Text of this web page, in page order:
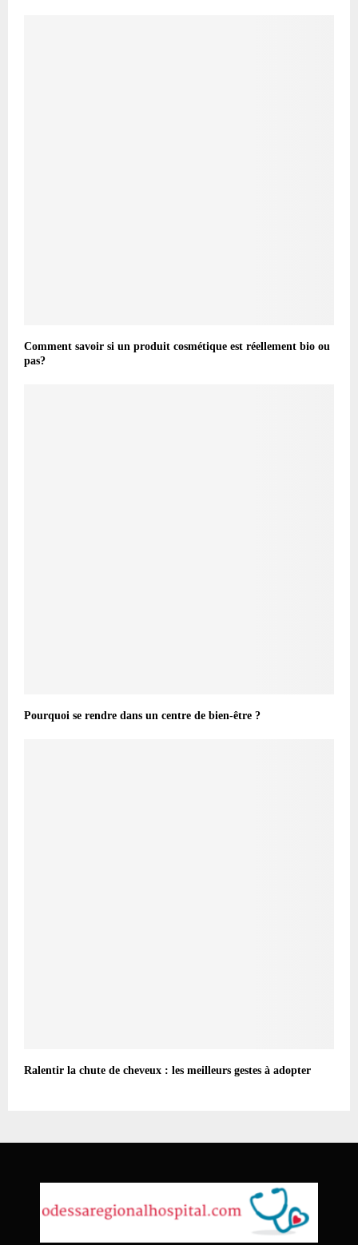
Comment savoir si un produit cosmétique est réellement bio ou
pas?
Pourquoi se rendre dans un centre de bien-être ?
Ralentir la chute de cheveux : les meilleurs gestes à adopter